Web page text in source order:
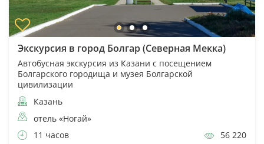
Экскурсия в город Болгар (Северная Мекка)
Автобусная экскурсия из Казани с посещением
Болгарского городища и музея Болгарской
цивилизации
Казань
отель «Ногай»
11 часов
56 220